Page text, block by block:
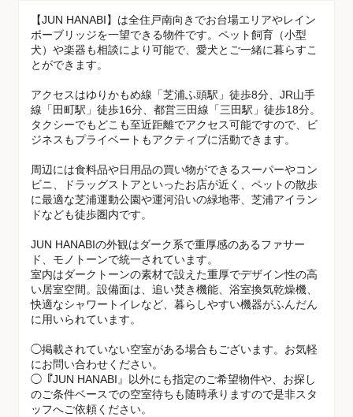
【JUN HANABI】は全住戸南向きでお台場エリアやレイン
ボーブリッジを一望できる物件です。ペット飼育（小型
犬）や楽器も相談により可能で、愛犬とご一緒に暮らすこ
とができます。
アクセスはゆりかもめ線「芝浦ふ頭駅」徒歩8分、JR山手
線「田町駅」徒歩16分、都営三田線「三田駅」徒歩18分。
タクシーでもどこも至近距離でアクセス可能ですので、ビ
ジネスもプライベートもアクティブに活動できます。
周辺には食料品や日用品の買い物ができるスーパーやコン
ビニ、ドラッグストアといったお店が近く、ペットの散歩
に最適な芝浦運動公園や運河沿いの緑地帯、芝浦アイラン
ドなども徒歩圏内です。
JUN HANABIの外観はダーク系で重厚感のあるファサー
ド、モノトーンで統一されています。
室内はダークトーンの素材で設えた重厚でデザイン性の高
い居室空間。設備面は、追い焚き機能、浴室換気乾燥機、
快適なシャワートイレなど、暮らしやすい機器がふんだん
に用いられています。
◯掲載されていない空室がある場合もございます。お気軽
にお問い合わせください。
◯『JUN HANABI』以外にも指定のご希望物件や、お探し
のご条件ベースでの空室待ちも随時承りますので是非スタ
ッフへご依頼ください。